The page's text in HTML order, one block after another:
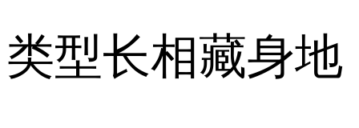
类型长相藏身地